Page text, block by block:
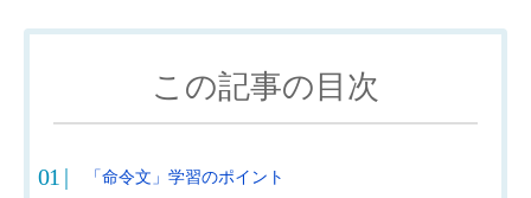
この記事の目次
「命令文」学習のポイント